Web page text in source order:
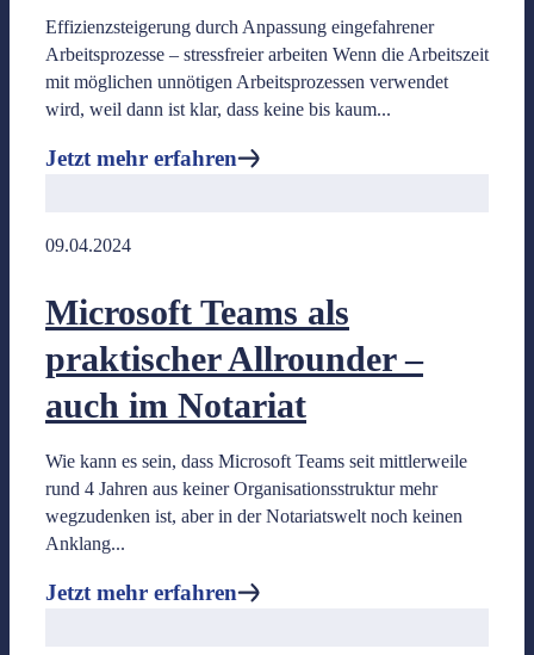
Produkte für das Tagesgeschäft
Empfohlene Artikel unserer Partner, die sich bewährt haben
Onlinebeurkundung
Produkte rund um die erfolgreiche Beurkundung online.
Effizienzsteigerung durch Anpassung eingefahrener
Arbeitsprozesse – stressfreier arbeiten Wenn die Arbeitszeit
mit möglichen unnötigen Arbeitsprozessen verwendet
wird, weil dann ist klar, dass keine bis kaum...
Jetzt mehr erfahren
09.04.2024
Microsoft Teams als
praktischer Allrounder –
auch im Notariat
Wie kann es sein, dass Microsoft Teams seit mittlerweile
rund 4 Jahren aus keiner Organisationsstruktur mehr
wegzudenken ist, aber in der Notariatswelt noch keinen
Anklang...
Jetzt mehr erfahren